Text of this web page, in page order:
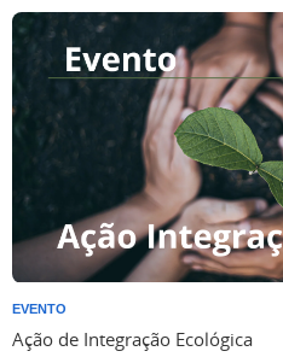
EVENTO
Ação de Integração Ecológica